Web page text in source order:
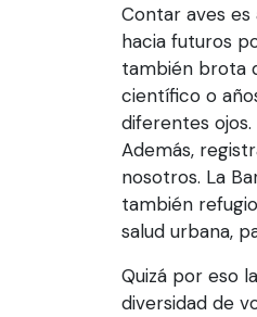
Contar aves
hacia futuros
también brota
científico o
diferentes
Además,
nosotros. La
también
salud urbana,
Quizá por eso
diversidad de